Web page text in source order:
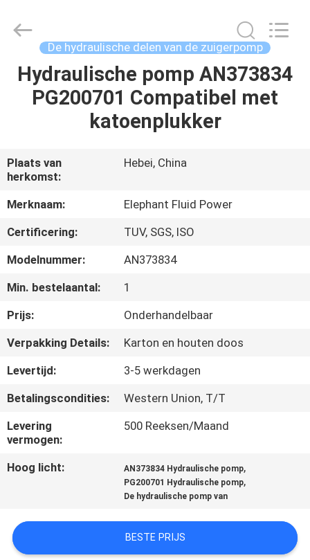
HUIS
PRODUCTEN
ONGEVEER
ONS
FABRIEKSREIS
CONTACTEER
ONS
GEVALLEN
SITEMAP
PRIVACY
POLICY
Fluid
Power
Rights
Reserved.
De hydraulische delen van de zuigerpomp
Hydraulische pomp AN373834
PG200701 Compatibel met
katoenplukker
Plaats van
herkomst:
Hebei, China
Merknaam:
Elephant Fluid Power
Certificering:
TUV, SGS, ISO
Modelnummer:
AN373834
Min. bestelaantal:
1
Prijs:
Onderhandelbaar
Verpakking Details:
Karton en houten doos
Levertijd:
3-5 werkdagen
Betalingscondities:
Western Union, T/T
Levering
vermogen:
500 Reeksen/Maand
Hoog licht: AN373834 Hydraulische pomp,
PG200701 Hydraulische pomp,
De hydraulische pomp van
BESTE PRIJS